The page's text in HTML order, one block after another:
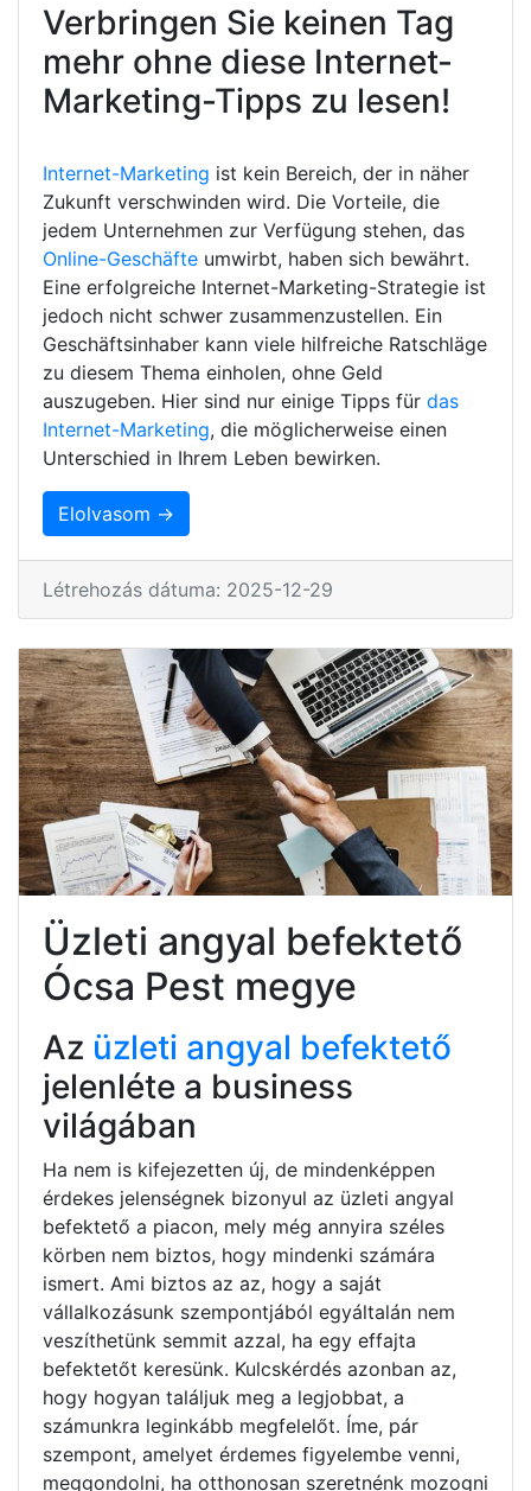
Verbringen Sie keinen Tag
mehr ohne diese Internet-
Marketing-Tipps zu lesen!
Internet-Marketing ist kein Bereich, der in näher
Zukunft verschwinden wird. Die Vorteile, die
jedem Unternehmen zur Verfügung stehen, das
Online-Geschäfte umwirbt, haben sich bewährt.
Eine erfolgreiche Internet-Marketing-Strategie ist
jedoch nicht schwer zusammenzustellen. Ein
Geschäftsinhaber kann viele hilfreiche Ratschläge
zu diesem Thema einholen, ohne Geld
auszugeben. Hier sind nur einige Tipps für das
Internet-Marketing, die möglicherweise einen
Unterschied in Ihrem Leben bewirken.
Elolvasom →
Létrehozás dátuma: 2025-12-29
Üzleti angyal befektető
Ócsa Pest megye
Az üzleti angyal befektető
jelenléte a business
világában
Ha nem is kifejezetten új, de mindenképpen
érdekes jelenségnek bizonyul az üzleti angyal
befektető a piacon, mely még annyira széles
körben nem biztos, hogy mindenki számára
ismert. Ami biztos az az, hogy a saját
vállalkozásunk szempontjából egyáltalán nem
veszíthetünk semmit azzal, ha egy effajta
befektetőt keresünk. Kulcskérdés azonban az,
hogy hogyan találjuk meg a legjobbat, a
számunkra leginkább megfelelőt. Íme, pár
szempont, amelyet érdemes figyelembe venni,
meggondolni, ha otthonosan szeretnénk mozogni